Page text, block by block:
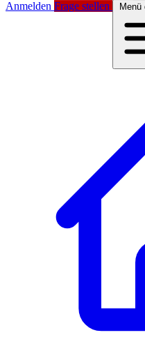
Anmelden Frage stellen Menü